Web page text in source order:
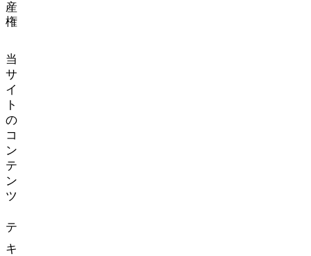
産
権
当
サ
イ
ト
の
コ
ン
テ
ン
ツ
テ
キ